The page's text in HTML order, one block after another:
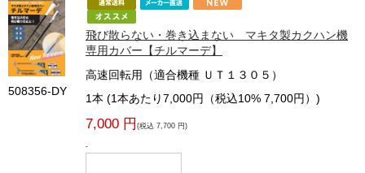
508356-DY
飛び散らない・巻き込まない マキタ製カクハン機
専用カバー【チルマーデ】
高速回転用（適合機種 ＵＴ１３０５）
1本 (1本あたり7,000円（税込10% 7,700円）)
7,000 円 (税込 7,700 円)
-